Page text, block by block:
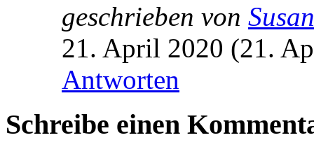
geschrieben von
21. April 2020 (21.
Antworten
Schreibe einen